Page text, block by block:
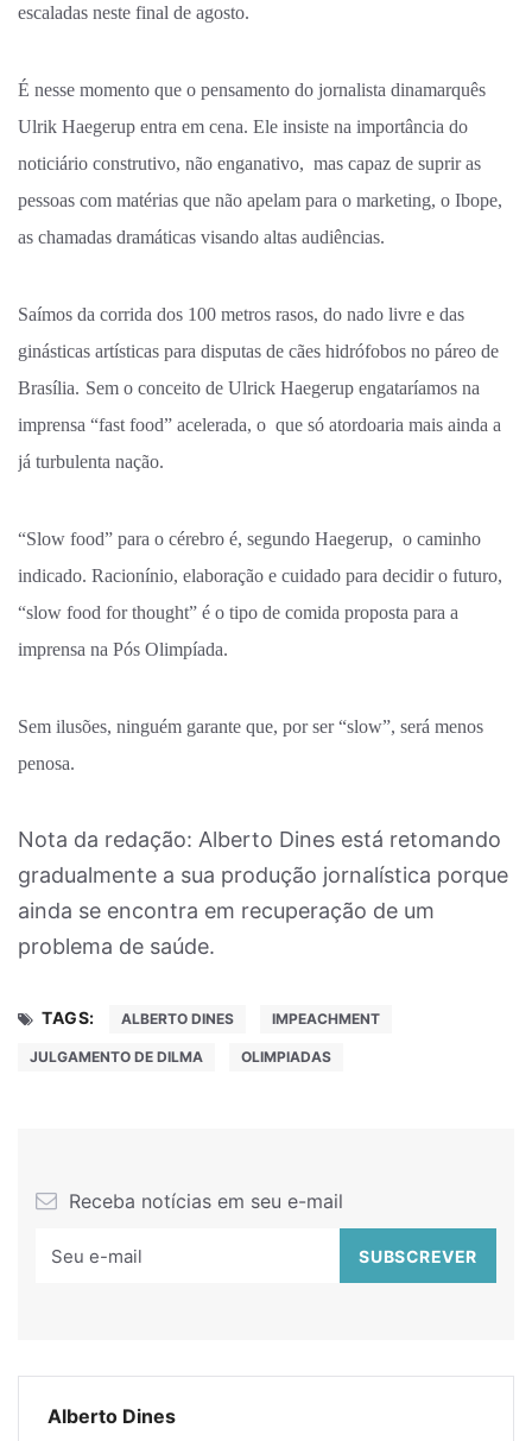
escaladas neste final de agosto.
É nesse momento que o pensamento do jornalista dinamarquês
Ulrik Haegerup entra em cena. Ele insiste na importância do
noticiário construtivo, não enganativo, mas capaz de suprir as
pessoas com matérias que não apelam para o marketing, o Ibope,
as chamadas dramáticas visando altas audiências.
Saímos da corrida dos 100 metros rasos, do nado livre e das
ginásticas artísticas para disputas de cães hidrófobos no páreo de
Brasília. Sem o conceito de Ulrick Haegerup engataríamos na
imprensa “fast food” acelerada, o que só atordoaria mais ainda a
já turbulenta nação.
“Slow food” para o cérebro é, segundo Haegerup, o caminho
indicado. Racionínio, elaboração e cuidado para decidir o futuro,
“slow food for thought” é o tipo de comida proposta para a
imprensa na Pós Olimpíada.
Sem ilusões, ninguém garante que, por ser “slow”, será menos
penosa.
Nota da redação: Alberto Dines está retomando
gradualmente a sua produção jornalística porque
ainda se encontra em recuperação de um
problema de saúde.
TAGS: ALBERTO DINES IMPEACHMENT
JULGAMENTO DE DILMA OLIMPIADAS
Receba notícias em seu e-mail
Alberto Dines